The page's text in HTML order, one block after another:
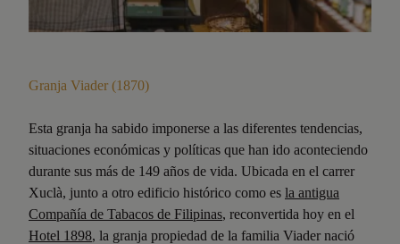
Granja Viader (1870)
Esta granja ha sabido imponerse a las diferentes tendencias,
situaciones económicas y políticas que han ido aconteciendo
durante sus más de 149 años de vida. Ubicada en el carrer
Xuclà, junto a otro edificio histórico como es la antigua
Compañía de Tabacos de Filipinas, reconvertida hoy en el
Hotel 1898, la granja propiedad de la familia Viader nació